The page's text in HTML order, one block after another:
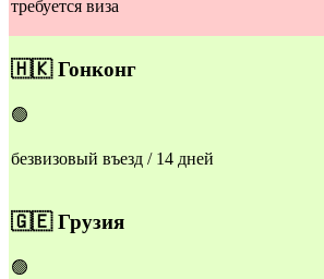
требуется виза
🇭🇰Гонконг
🟢
безвизовый въезд / 14 дней
🇬🇪Грузия
🟢